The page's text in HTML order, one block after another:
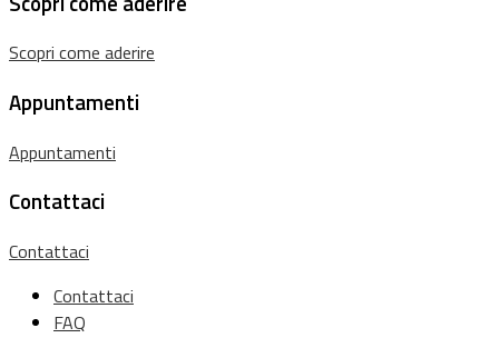
Scopri come aderire
Appuntamenti
Appuntamenti
Contattaci
Contattaci
Contattaci
FAQ